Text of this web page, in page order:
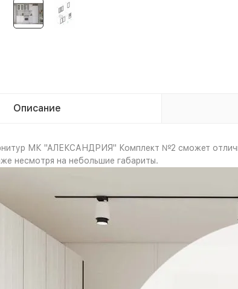
Описание
МК "АЛЕКСАНДРИЯ" Комплект №2 сможет
несмотря на небольшие габариты.